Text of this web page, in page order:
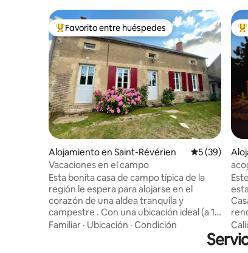
Favorito entre huéspedes preferido
Favorito entre huéspedes
Alojamiento en Saint-Révérien Calificación
5 (39)
Vacaciones en el campo
Esta bonita casa de campo típica de la
región le espera para alojarse en el
corazón de una aldea tranquila y
campestre . Con una ubicación ideal (a 10
km) entre dos estanques, Baye y Merle (
playa vigilada, piragüismo, remo, parque
infantil , ciclismo de montaña, pesca…) y
Familiar · Ubicación · Condición